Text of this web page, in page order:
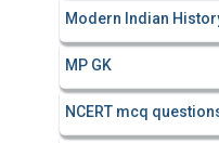
Modern Indian
MP GK
NCERT mcq